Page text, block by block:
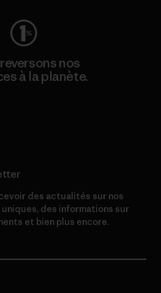
nos
à la planète.
des actualités sur nos
des informations sur
et bien plus encore.